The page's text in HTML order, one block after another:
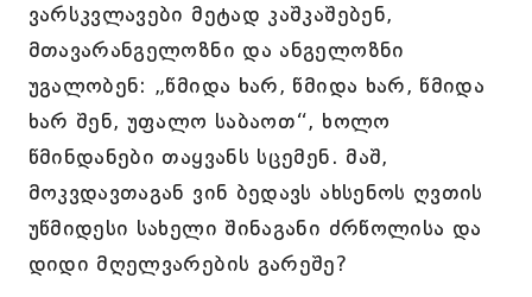
ვარსკვლავები მეტად კაშკაშებენ,
მთავარანგელოზნი და ანგელოზნი
უგალობენ: „წმიდა ხარ, წმიდა ხარ, წმიდა
ხარ შენ, უფალო საბაოთ“, ხოლო
წმინდანები თაყვანს სცემენ. მაშ,
მოკვდავთაგან ვინ ბედავს ახსენოს ღვთის
უწმიდესი სახელი შინაგანი ძრწოლისა და
დიდი მღელვარების გარეშე?